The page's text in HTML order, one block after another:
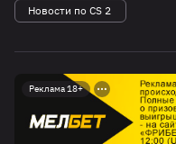
Новости по CS 2
Реклама 18+